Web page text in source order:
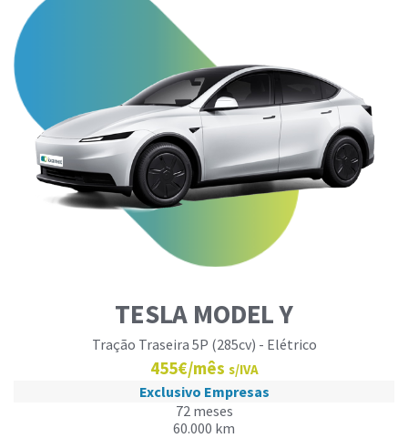
TESLA MODEL Y
Tração Traseira 5P (285cv) - Elétrico
455€/mês s/IVA
Exclusivo Empresas
72 meses
60.000 km